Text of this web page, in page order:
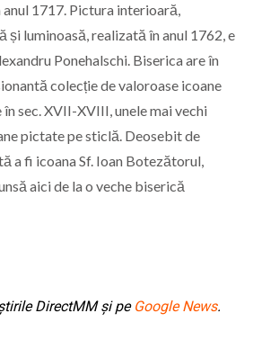
1717. Pictura interioară,
și luminoasă, realizată în anul 1762, e
Ponehalschi. Biserica are în
colecție de valoroase icoane
sec. XVII-XVIII, unele mai vechi
pictate pe sticlă. Deosebit de
a fi icoana Sf. Ioan Botezătorul,
aici de la o veche biserică
DirectMM și pe Google News.